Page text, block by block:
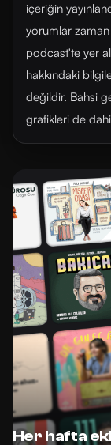
içeriğin
yorumlar
podcast'te yer
hakkındaki
değildir. Bahsi
grafikleri de
Her hafta